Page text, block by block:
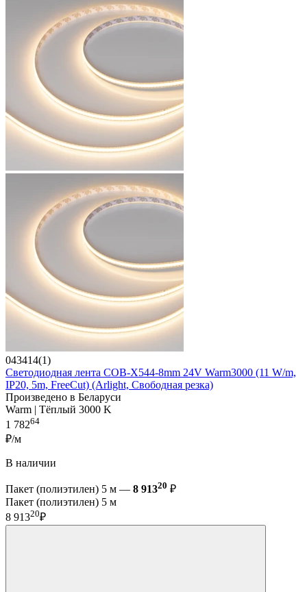
043414(1)
Светодиодная лента COB-X544-8mm 24V Warm3000 (11 W/m,
IP20, 5m, FreeCut) (Arlight, Свободная резка)
Произведено в Беларуси
Warm | Тёплый 3000 K
1 78264
₽/м
В наличии
Пакет (полиэтилен) 5 м — 8 91320 ₽
Пакет (полиэтилен) 5 м
8 91320₽